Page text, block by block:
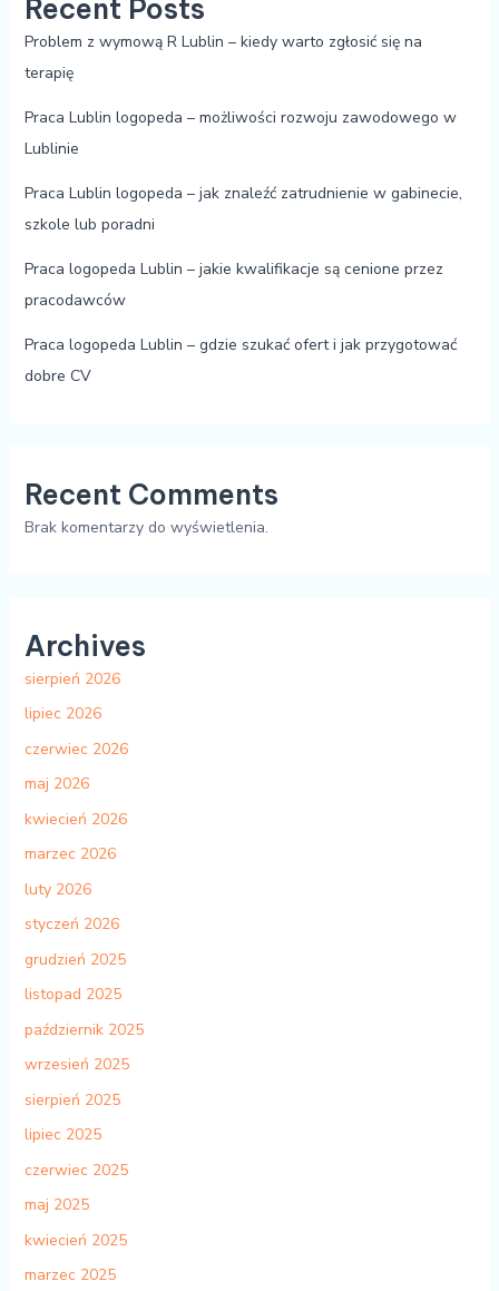
Recent Posts
Problem z wymową R Lublin – kiedy warto zgłosić się na
terapię
Praca Lublin logopeda – możliwości rozwoju zawodowego w
Lublinie
Praca Lublin logopeda – jak znaleźć zatrudnienie w gabinecie,
szkole lub poradni
Praca logopeda Lublin – jakie kwalifikacje są cenione przez
pracodawców
Praca logopeda Lublin – gdzie szukać ofert i jak przygotować
dobre CV
Recent Comments
Brak komentarzy do wyświetlenia.
Archives
sierpień 2026
lipiec 2026
czerwiec 2026
maj 2026
kwiecień 2026
marzec 2026
luty 2026
styczeń 2026
grudzień 2025
listopad 2025
październik 2025
wrzesień 2025
sierpień 2025
lipiec 2025
czerwiec 2025
maj 2025
kwiecień 2025
marzec 2025